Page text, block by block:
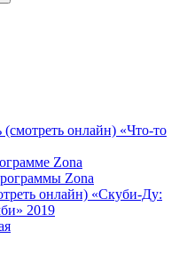
(смотреть онлайн) «Что-то
Zona
Zona
онлайн) «Скуби-Ду:
2019